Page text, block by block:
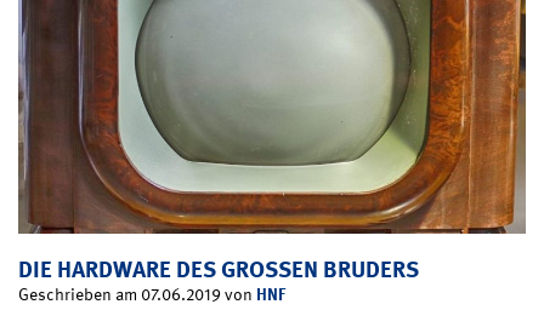
DIE HARDWARE DES GROSSEN BRUDERS
Geschrieben am 07.06.2019 von HNF